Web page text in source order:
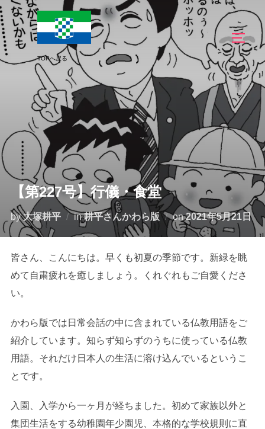
コ
ン
テ
ン
ッ
プ
サイ
【第227号】行儀・食堂
by大塚耕平 in耕平さんかわら版 on投
稿
2021年5月21日
皆さん、こんにちは。早くも初夏の季節です。新緑を眺
めて自粛疲れを癒しましょう。くれぐれもご自愛くださ
い。
かわら版では日常会話の中に含まれている仏教用語をご
紹介しています。知らず知らずのうちに使っている仏教
用語。それだけ日本人の生活に溶け込んでいるというこ
とです。
入園、入学から一ヶ月が経ちました。初めて家族以外と
集団生活をする幼稚園年少園児、本格的な学校規則に直